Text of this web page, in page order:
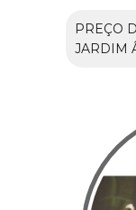
PREÇO
JARDIM